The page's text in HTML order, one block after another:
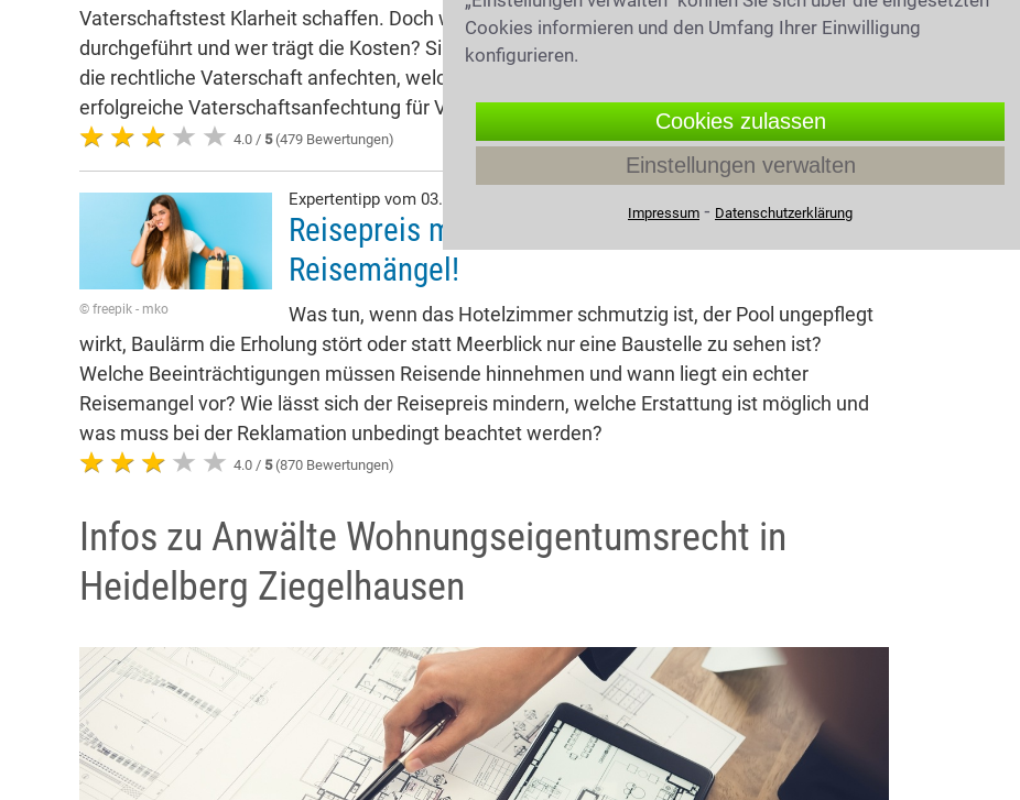
Vaterschaftstest Klarheit schaffen. Doch wer darf einen solchen Test verlangen, wie wird er
durchgeführt und wer trägt die Kosten? Sind heimliche Vaterschaftstests zulässig? Wer kann
die rechtliche Vaterschaft anfechten, welche Fristen gelten und welche Folgen hat eine
erfolgreiche Vaterschaftsanfechtung für Vater, Mutter und Kind?
4.0 / 5(479 Bewertungen)
© freepik - mko
Expertentipp vom 03.08.2026
Reisepreis mindern – die 10 häufigsten
Reisemängel!
Was tun, wenn das Hotelzimmer schmutzig ist, der Pool ungepflegt
wirkt, Baulärm die Erholung stört oder statt Meerblick nur eine Baustelle zu sehen ist?
Welche Beeinträchtigungen müssen Reisende hinnehmen und wann liegt ein echter
Reisemangel vor? Wie lässt sich der Reisepreis mindern, welche Erstattung ist möglich und
was muss bei der Reklamation unbedingt beachtet werden?
4.0 / 5(870 Bewertungen)
Infos zu Anwälte Wohnungseigentumsrecht in
Heidelberg Ziegelhausen
Cookies informieren und den Umfang Ihrer Einwilligung
konfigurieren.
Cookies zulassen
Einstellungen verwalten
Impressum ⁃ Datenschutzerklärung